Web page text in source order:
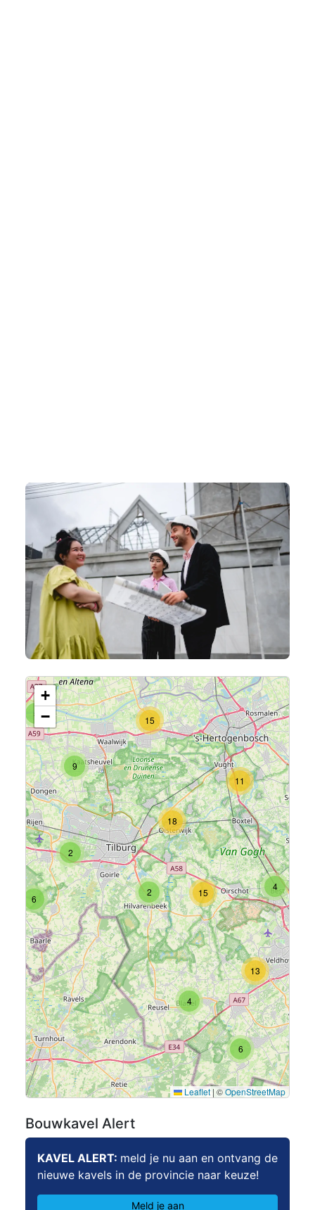
2
6
2
15
11
13
5
9
4
6
2 4
18
15
13
+
−
Leaflet | ©OpenStreetMap
Bouwkavel Alert
KAVEL ALERT: meld je nu aan en ontvang de
nieuwe kavels in de provincie naar keuze!
Meld je aan